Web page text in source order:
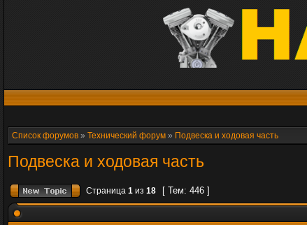
Список форумов » Технический форум » Подвеска и ходовая часть
Подвеска и ходовая часть
Страница 1 из 18 [ Тем: 446 ]